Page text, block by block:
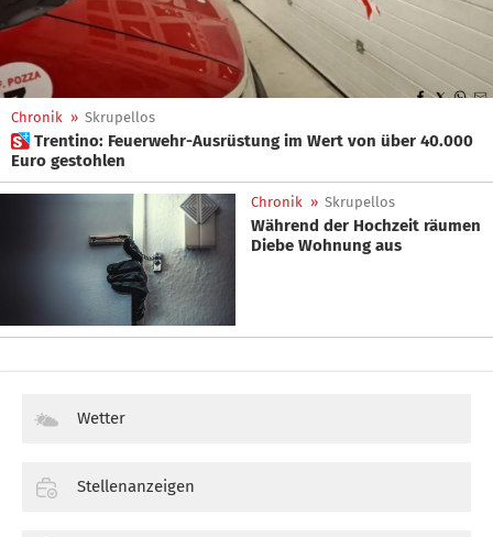
Chronik » Skrupellos
 Trentino: Feuerwehr-Ausrüstung im Wert von über 40.000
Euro gestohlen
Chronik » Skrupellos
Während der Hochzeit räumen
Diebe Wohnung aus
Wetter
Stellenanzeigen